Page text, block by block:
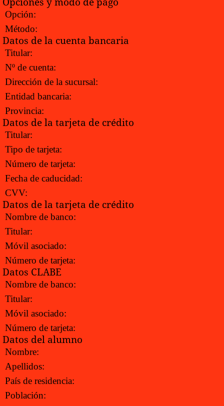
Opción:
Método:
Datos de la cuenta bancaria
Titular:
Nº de cuenta:
Dirección de la sucursal:
Entidad bancaria:
Provincia:
Datos de la tarjeta de crédito
Titular:
Tipo de tarjeta:
Número de tarjeta:
Fecha de caducidad:
CVV:
Datos de la tarjeta de crédito
Nombre de banco:
Titular:
Móvil asociado:
Número de tarjeta:
Datos CLABE
Nombre de banco:
Titular:
Móvil asociado:
Número de tarjeta:
Datos del alumno
Nombre:
Apellidos:
País de residencia:
Población: